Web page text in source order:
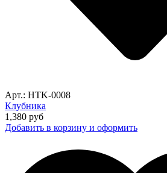
Арт.: HTK-0008
Клубника
1,380 руб
Добавить в корзину и оформить